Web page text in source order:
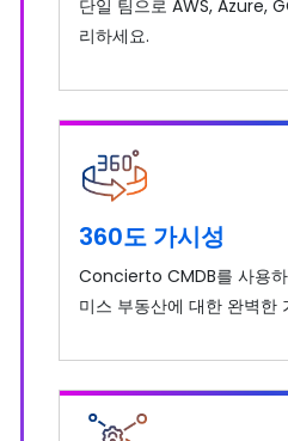
단일 팀으로 AWS, Azure,
리하세요.
360도 가시성
Concierto CMDB를 사용
미스 부동산에 대한 완벽한